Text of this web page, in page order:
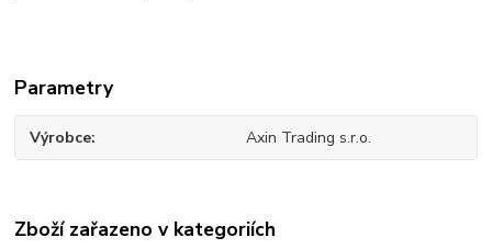
Parametry
Výrobce Axin Trading s.r.o.
Zboží zařazeno v kategoriích